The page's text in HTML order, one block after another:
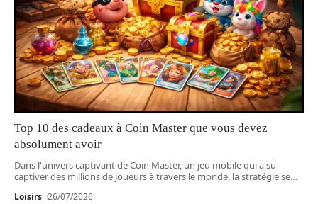
Top 10 des cadeaux à Coin Master que vous devez
absolument avoir
Dans l'univers captivant de Coin Master, un jeu mobile qui a su
captiver des millions de joueurs à travers le monde, la stratégie se…
Loisirs 26/07/2026